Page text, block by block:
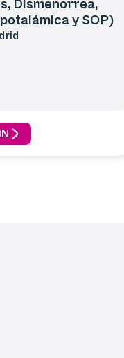
Dismenorrea,
y SOP)